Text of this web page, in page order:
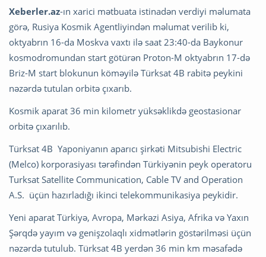
Xeberler.az-ın xarici mətbuata istinadən verdiyi məlumata
görə, Rusiya Kosmik Agentliyindən məlumat verilib ki,
oktyabrın 16-da Moskva vaxtı ilə saat 23:40-da Baykonur
kosmodromundan start götürən Proton-M oktyabrın 17-də
Briz-M start blokunun köməyilə Türksat 4B rabitə peykini
nəzərdə tutulan orbitə çıxarıb.
Kosmik aparat 36 min kilometr yüksəklikdə geostasionar
orbitə çıxarılıb.
Türksat 4B Yaponiyanın aparıcı şirkəti Mitsubishi Electric
(Melco) korporasiyası tərəfindən Türkiyənin peyk operatoru
Turksat Satellite Communication, Cable TV and Operation
A.S. üçün hazırladığı ikinci telekommunikasiya peykidir.
Yeni aparat Türkiyə, Avropa, Mərkəzi Asiya, Afrika və Yaxın
Şərqdə yayım və genişzolaqlı xidmətlərin göstərilməsi üçün
nəzərdə tutulub. Türksat 4B yerdən 36 min km məsafədə